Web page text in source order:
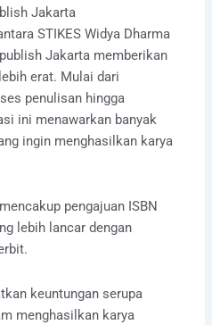
Jakarta
STIKES Widya Dharma
Jakarta memberikan
erat. Mulai dari
penulisan hingga
ini menawarkan banyak
ingin menghasilkan karya
pengajuan ISBN
lebih lancar dengan
keuntungan serupa
menghasilkan karya